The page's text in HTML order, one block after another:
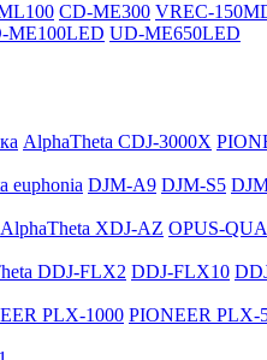
CD-ME300 VREC-
ME100LED UD-ME650LED
AlphaTheta CDJ-3000X
euphonia DJM-A9 DJM-S5
AlphaTheta XDJ-AZ OPUS-
DDJ-FLX2 DDJ-FLX10
PLX-1000 PIONEER PLX-